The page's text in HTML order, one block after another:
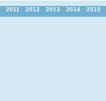
2011 2012 2013 2014 2015